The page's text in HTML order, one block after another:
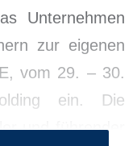
Unternehmen
zur eigenen
vom 29. – 30.
ein. Die
und führender